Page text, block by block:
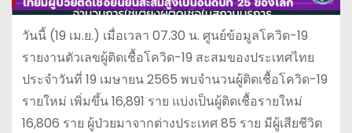
วันนี้ (19 เม.ย.) เมื่อเวลา 07.30 น. ศูนย์ข้อมูลโควิด-19
รายงานตัวเลขผู้ติดเชื้อโควิด-19 สะสมของประเทศไทย
ประจำวันที่ 19 เมษายน 2565 พบจำนวนผู้ติดเชื้อโควิด-19
รายใหม่ เพิ่มขึ้น 16,891 ราย แบ่งเป็นผู้ติดเชื้อรายใหม่
16,806 ราย ผู้ป่วยมาจากต่างประเทศ 85 ราย มีผู้เสียชีวิต